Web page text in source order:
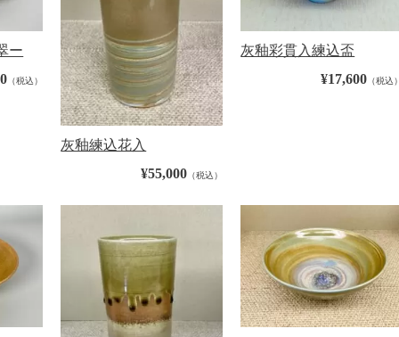
ー
（税込）
灰釉練込花入
¥55,000（税込）
灰釉彩貫入練込盃
¥17,600（税込）